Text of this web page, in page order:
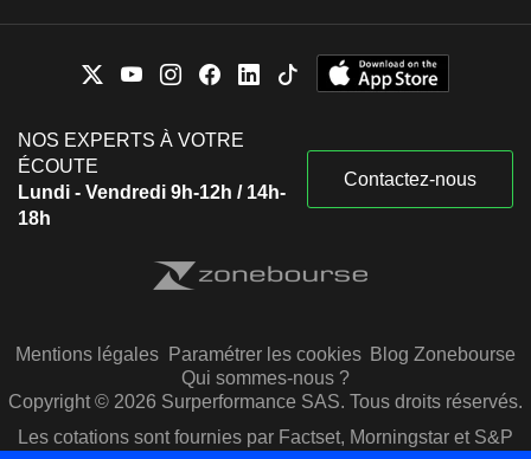
NOS EXPERTS À VOTRE
ÉCOUTE
Lundi - Vendredi 9h-12h / 14h-
18h
Contactez-nous
Mentions légales Paramétrer les cookies Blog Zonebourse
Qui sommes-nous ?
Copyright © 2026 Surperformance SAS. Tous droits réservés.
Les cotations sont fournies par Factset, Morningstar et S&P